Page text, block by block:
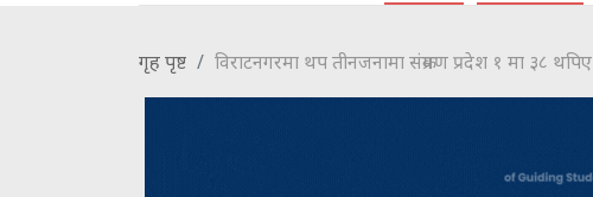
गृह पृष्ट विराटनगरमा थप तीनजनामा संक्रमण प्रदेश १ मा ३८ थपिए